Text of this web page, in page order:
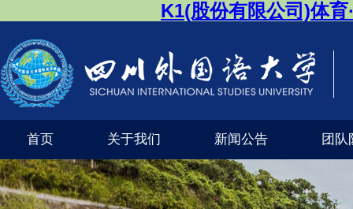
K1(股份有限公司)体
首页 关于我们 新闻公告 团队
公司风采 外交外事市级实验教学示范中心（